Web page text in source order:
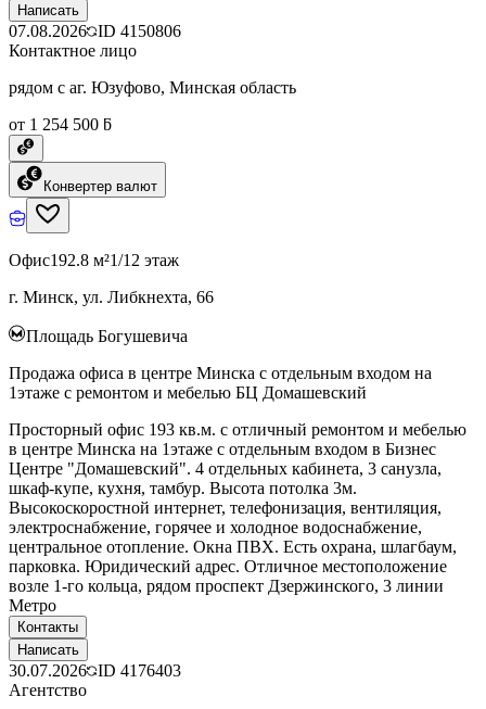
Написать
07.08.2026 ID 4150806
Контактное лицо
рядом с аг. Юзуфово, Минская область
от 1 254 500 ƃ
Конвертер валют
Офис192.8 м²1/12 этаж
г. Минск, ул. Либкнехта, 66
Площадь Богушевича
Продажа офиса в центре Минска с отдельным входом на
1этаже с ремонтом и мебелью БЦ Домашевский
Просторный офис 193 кв.м. с отличный ремонтом и мебелью
в центре Минска на 1этаже с отдельным входом в Бизнес
Центре "Домашевский". 4 отдельных кабинета, 3 санузла,
шкаф-купе, кухня, тамбур. Высота потолка 3м.
Высокоскоростной интернет, телефонизация, вентиляция,
электроснабжение, горячее и холодное водоснабжение,
центральное отопление. Окна ПВХ. Есть охрана, шлагбаум,
парковка. Юридический адрес. Отличное местоположение
возле 1-го кольца, рядом проспект Дзержинского, 3 линии
Метро
Контакты
Написать
30.07.2026 ID 4176403
Агентство